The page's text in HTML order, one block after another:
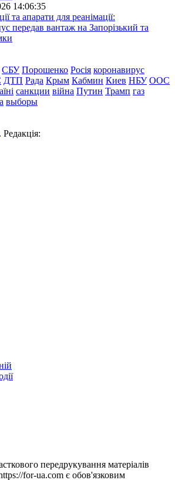
14:06:35
та апарати для реанімації:
передав вантаж на Запорізький та
СБУ Порошенко Росія коронавирус
ДТП Рада Крым Кабмин Киев НБУ ООС
санкции війна Путин Трамп газ
выборы
. Редакція:
передрукування матеріалів
for-ua.com є обов'язковим